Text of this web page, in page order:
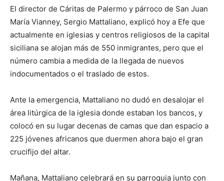
El director de Cáritas de Palermo y párroco de San Juan
María Vianney, Sergio Mattaliano, explicó hoy a Efe que
actualmente en iglesias y centros religiosos de la capital
siciliana se alojan más de 550 inmigrantes, pero que el
número cambia a medida de la llegada de nuevos
indocumentados o el traslado de estos.
Ante la emergencia, Mattaliano no dudó en desalojar el
área litúrgica de la iglesia donde estaban los bancos, y
colocó en su lugar decenas de camas que dan espacio a
225 jóvenes africanos que duermen ahora bajo el gran
crucifijo del altar.
Mañana, Mattaliano celebrará en su parroquia junto con